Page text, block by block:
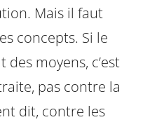
Mais il faut
concepts. Si le
moyens, c’est
pas contre la
dit, contre les